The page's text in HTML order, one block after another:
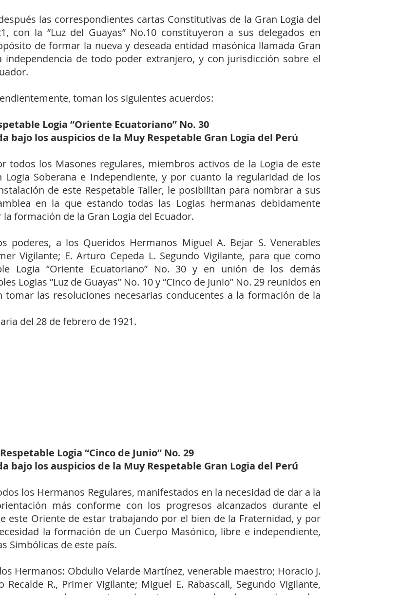
las correspondientes cartas Constitutivas de la Gran Logia del
con la “Luz del Guayas” No.10 constituyeron a sus delegados en
de formar la nueva y deseada entidad masónica llamada Gran
independencia de todo poder extranjero, y con jurisdicción sobre el
toman los siguientes acuerdos:
Logia “Oriente Ecuatoriano” No. 30
bajo los auspicios de la Muy Respetable Gran Logia del Perú
todos los Masones regulares, miembros activos de la Logia de este
Soberana e Independiente, y por cuanto la regularidad de los
de este Respetable Taller, le posibilitan para nombrar a sus
en la que estando todas las Logias hermanas debidamente
formación de la Gran Logia del Ecuador.
poderes, a los Queridos Hermanos Miguel A. Bejar S. Venerables
Vigilante; E. Arturo Cepeda L. Segundo Vigilante, para que como
Logia “Oriente Ecuatoriano” No. 30 y en unión de los demás
Logias “Luz de Guayas” No. 10 y “Cinco de Junio” No. 29 reunidos en
tomar las resoluciones necesarias conducentes a la formación de la
del 28 de febrero de 1921.
Logia “Cinco de Junio” No. 29
bajo los auspicios de la Muy Respetable Gran Logia del Perú
los Hermanos Regulares, manifestados en la necesidad de dar a la
más conforme con los progresos alcanzados durante el
este Oriente de estar trabajando por el bien de la Fraternidad, y por
la formación de un Cuerpo Masónico, libre e independiente,
Simbólicas de este país.
Hermanos: Obdulio Velarde Martínez, venerable maestro; Horacio J.
Recalde R., Primer Vigilante; Miguel E. Rabascall, Segundo Vigilante,